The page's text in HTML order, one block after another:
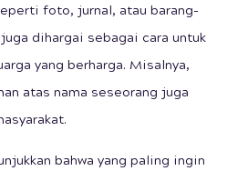
foto, jurnal, atau barang-
dihargai sebagai cara untuk
yang berharga. Misalnya,
atas nama seseorang juga
bahwa yang paling ingin